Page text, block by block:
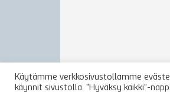
Käytämme verkkosivustollamme
käynnit sivustolla. "Hyväksy kaikki"-